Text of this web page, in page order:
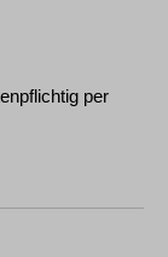
per